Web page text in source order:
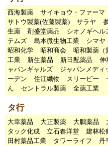
西海製薬 サイキョウ・ファーマ
サトウ製薬(佐藤製薬)
サラヤ
生薬
剤盛堂薬品 シオノギヘル
テムズ
島本微生物工業 シマヤ
昭和化学
昭和商会 昭和製薬（
工業
新生薬品 新日配薬品 伸
ャパンギャルズ
ジャパンメディ
ーデン
住江織物 スリービー
ん
セントラル製薬 全薬工業
タ行
大幸薬品 大正製薬 大鵬薬品
タック化成
立石春洋堂 建林松
田村薬品工業
タワーライフ 丹